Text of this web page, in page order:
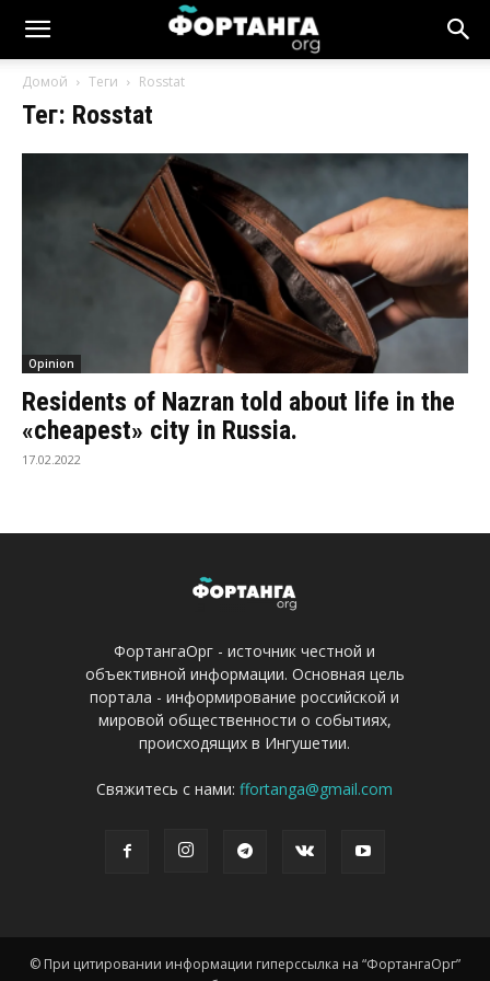
Новости
Ингушетии
Домой Теги Rosstat
Тег: Rosstat
Opinion
Residents of Nazran told about life in the
«cheapest» city in Russia.
17.02.2022
ФортангаОрг - источник честной и
объективной информации. Основная цель
портала - информирование российской и
мировой общественности о событиях,
происходящих в Ингушетии.
Свяжитесь с нами:ffortanga@gmail.com
© При цитировании информации гиперссылка на “ФортангаОрг”